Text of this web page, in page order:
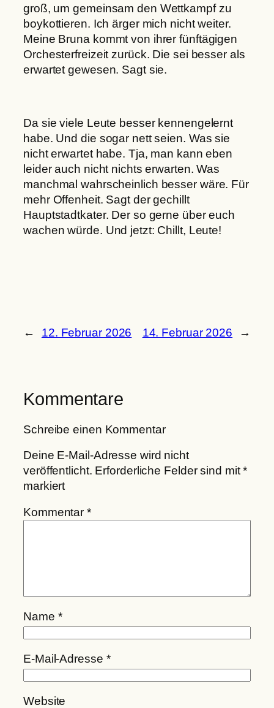
groß, um gemeinsam den Wettkampf zu
boykottieren. Ich ärger mich nicht weiter.
Meine Bruna kommt von ihrer fünftägigen
Orchesterfreizeit zurück. Die sei besser als
erwartet gewesen. Sagt sie.
Da sie viele Leute besser kennengelernt
habe. Und die sogar nett seien. Was sie
nicht erwartet habe. Tja, man kann eben
leider auch nicht nichts erwarten. Was
manchmal wahrscheinlich besser wäre. Für
mehr Offenheit. Sagt der gechillt
Hauptstadtkater. Der so gerne über euch
wachen würde. Und jetzt: Chillt, Leute!
← 12. Februar 2026 14. Februar 2026 →
Kommentare
Schreibe einen Kommentar
Deine E-Mail-Adresse wird nicht
veröffentlicht. Erforderliche Felder sind mit*
markiert
Kommentar*
Name *
E-Mail-Adresse *
Website